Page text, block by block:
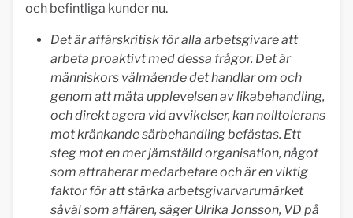
och befintliga kunder nu.
Det är affärskritisk för alla arbetsgivare att
arbeta proaktivt med dessa frågor. Det är
människors välmående det handlar om och
genom att mäta upplevelsen av likabehandling,
och direkt agera vid avvikelser, kan nolltolerans
mot kränkande särbehandling befästas. Ett
steg mot en mer jämställd organisation, något
som attraherar medarbetare och är en viktig
faktor för att stärka arbetsgivarvarumärket
såväl som affären, säger Ulrika Jonsson, VD på